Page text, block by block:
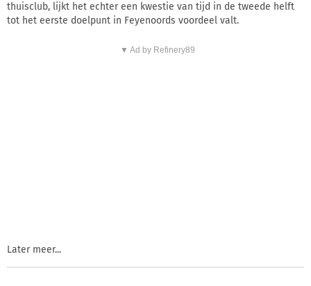
thuisclub, lijkt het echter een kwestie van tijd in de tweede helft
tot het eerste doelpunt in Feyenoords voordeel valt.
▼ Ad by Refinery89
Later meer...